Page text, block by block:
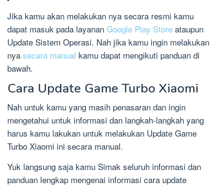
Jika kamu akan melakukan nya secara resmi kamu
dapat masuk pada layanan Google Play Store ataupun
Update Sistem Operasi. Nah jika kamu ingin melakukan
nya secara manual kamu dapat mengikuti panduan di
bawah.
Cara Update Game Turbo Xiaomi
Nah untuk kamu yang masih penasaran dan ingin
mengetahui untuk informasi dan langkah-langkah yang
harus kamu lakukan untuk melakukan Update Game
Turbo Xiaomi ini secara manual.
Yuk langsung saja kamu Simak seluruh informasi dan
panduan lengkap mengenai informasi cara update